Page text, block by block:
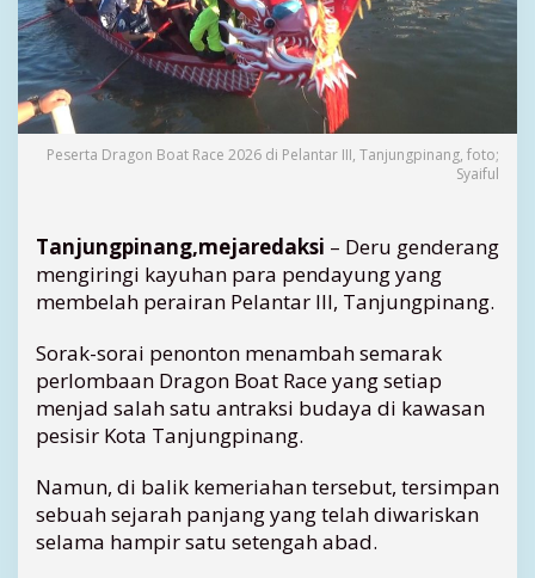
a
,
D
r
o
a
R
e
d
i
T
n
j
u
n
Peserta Dragon Boat Race 2026 di Pelantar III, Tanjungpinang, foto;
Syaiful
Tanjungpinang,mejaredaksi – Deru genderang
mengiringi kayuhan para pendayung yang
membelah perairan Pelantar III, Tanjungpinang.
Sorak-sorai penonton menambah semarak
perlombaan Dragon Boat Race yang setiap
menjad salah satu antraksi budaya di kawasan
pesisir Kota Tanjungpinang.
Namun, di balik kemeriahan tersebut, tersimpan
sebuah sejarah panjang yang telah diwariskan
selama hampir satu setengah abad.